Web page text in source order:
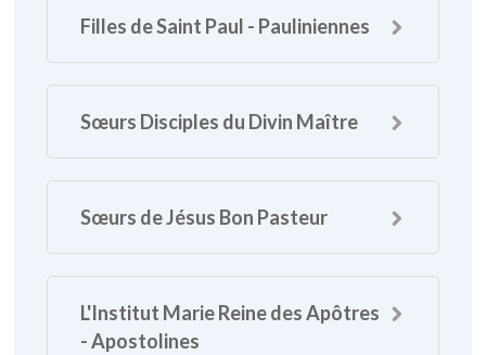
Filles de Saint Paul - Pauliniennes
Sœurs Disciples du Divin Maître
Sœurs de Jésus Bon Pasteur
L'Institut Marie Reine des Apôtres
- Apostolines